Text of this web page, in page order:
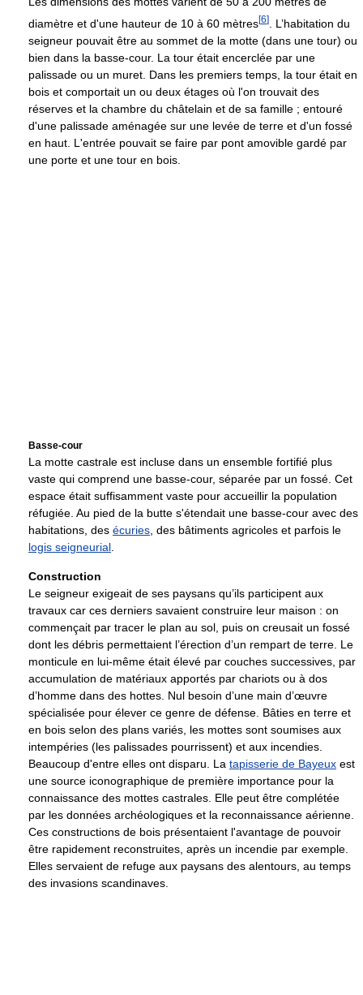
diamètre et d'une hauteur de 10 à 60 mètres[6]
. L’habitation du
seigneur pouvait être au sommet de la motte (dans une tour) ou
bien dans la basse-cour. La tour était encerclée par une
palissade ou un muret. Dans les premiers temps, la tour était en
bois et comportait un ou deux étages où l'on trouvait des
réserves et la chambre du châtelain et de sa famille ; entouré
d'une palissade aménagée sur une levée de terre et d'un fossé
en haut. L'entrée pouvait se faire par pont amovible gardé par
une porte et une tour en bois.
Basse-cour
La motte castrale est incluse dans un ensemble fortifié plus
vaste qui comprend une basse-cour, séparée par un fossé. Cet
espace était suffisamment vaste pour accueillir la population
réfugiée. Au pied de la butte s'étendait une basse-cour avec des
habitations, des écuries , des bâtiments agricoles et parfois le
logis seigneurial
Construction
Le seigneur exigeait de ses paysans qu’ils participent aux
travaux car ces derniers savaient construire leur maison : on
commençait par tracer le plan au sol, puis on creusait un fossé
dont les débris permettaient l’érection d’un rempart de terre. Le
monticule en lui-même était élevé par couches successives, par
accumulation de matériaux apportés par chariots ou à dos
d’homme dans des hottes. Nul besoin d’une main d’œuvre
spécialisée pour élever ce genre de défense. Bâties en terre et
en bois selon des plans variés, les mottes sont soumises aux
intempéries (les palissades pourrissent) et aux incendies.
Beaucoup d'entre elles ont disparu. La tapisserie de Bayeux est
une source iconographique de première importance pour la
connaissance des mottes castrales. Elle peut être complétée
par les données archéologiques et la reconnaissance aérienne.
Ces constructions de bois présentaient l'avantage de pouvoir
être rapidement reconstruites, après un incendie par exemple.
Elles servaient de refuge aux paysans des alentours, au temps
des invasions scandinaves.